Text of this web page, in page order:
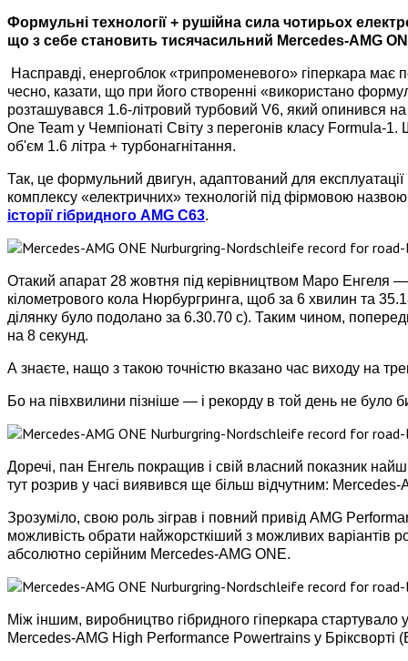
Формульні технології + рушійна сила чотирьох
що з себе становить тисячасильний Mercedes-AMG
Насправді, енергоблок «трипроменевого» гіперкара має
чесно, казати, що при його створенні «використано
розташувався 1.6-літровий турбовий V6, який опинився
One Team у Чемпіонаті Світу з перегонів класу Formula-
об'єм 1.6 літра + турбонагнітання.
Так, це формульний двигун, адаптований для
комплексу «електричних» технологій під фірмовою
історії гібридного AMG C63.
Отакий апарат 28 жовтня під керівництвом Маро Енгеля
кілометрового кола Нюрбургринга, щоб за 6 хвилин та
ділянку було подолано за 6.30.70 с). Таким чином,
на 8 секунд.
А знаєте, нащо з такою точністю вказано час виходу на
Бо на півхвилини пізніше — і рекорду в той день не було
Доречі, пан Енгель покращив і свій власний показник
тут розрив у часі виявився ще більш відчутним:
Зрозуміло, свою роль зіграв і повний привід AMG
можливість обрати найжорсткіший з можливих
абсолютно серійним Mercedes-AMG ONE.
Між іншим, виробництво гібридного гіперкара
Mercedes-AMG High Performance Powertrains у